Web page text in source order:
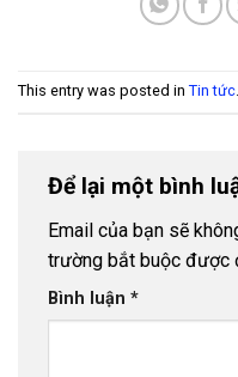
Bảng báo giá ống
Ống Nhựa uPVC
Ống Nhựa uPVC
Tháng 12, 2025
Ống Nhựa uPVC
Tháng 12, 2025
Ống Nhựa uPVC
This entry was posted in Tin tức
Để lại một bình
Email của bạn sẽ
trường bắt buộc được
Bình luận *